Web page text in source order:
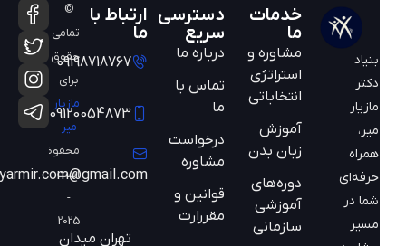
مازیار
همراه
حرفه‌ای
شما در
مسیر
خدمات
مشاوره و
استراتژی
انتخاباتی
آموزش
زبان بدن
دوره‌های
آموزشی
سازمانی
دسترسی
سریع
درباره ما
تماس با
ما
درخواست
مشاوره
قوانین و
مقررارت
ارتباط با
09198718767
09120054873
mazyarmir.com@gmail.com
تهران میدان
©
تمامی
حقوق
مازیار
محفوظ
است